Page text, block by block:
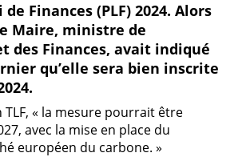
Finances (PLF) 2024. Alors
Maire, ministre de
des Finances, avait indiqué
qu’elle sera bien inscrite
« la mesure pourrait être
avec la mise en place du
européen du carbone. »